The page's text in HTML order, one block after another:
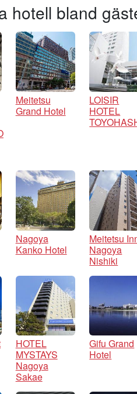
hotell bland
Meitetsu
Grand Hotel
LOISIR
HOTEL
Nagoya
Kanko Hotel
Meitetsu
Nagoya
Nishiki
HOTEL
MYSTAYS
Nagoya
Sakae
Gifu Grand
Hotel